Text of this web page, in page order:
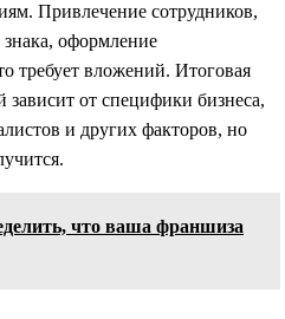
Привлечение сотрудников,
знака, оформление
требует вложений. Итоговая
зависит от специфики бизнеса,
и других факторов, но
что ваша франшиза